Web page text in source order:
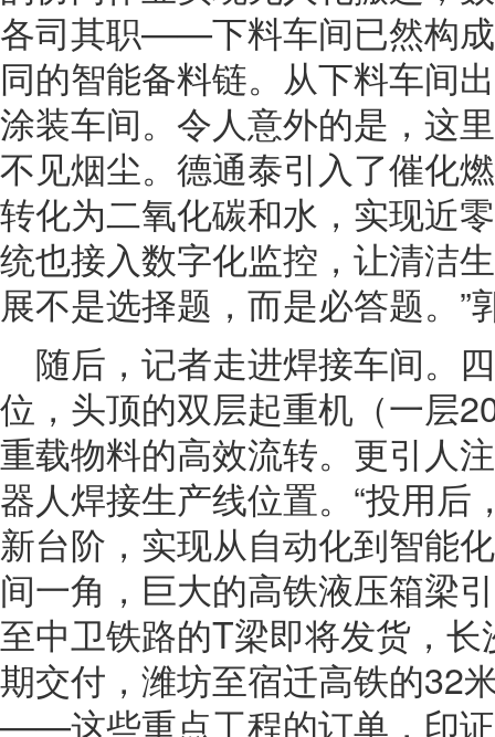
各司其职——下料车间已然构
同的智能备料链。从下料车间
涂装车间。令人意外的是，这
不见烟尘。德通泰引入了催化
转化为二氧化碳和水，实现近
统也接入数字化监控，让清洁
展不是选择题，而是必答题。”
随后，记者走进焊接车间。
位，头顶的双层起重机（一层
重载物料的高效流转。更引人
器人焊接生产线位置。“投用后
新台阶，实现从自动化到智能
间一角，巨大的高铁液压箱梁
至中卫铁路的T梁即将发货，
期交付，潍坊至宿迁高铁的32
——这些重点工程的订单，印